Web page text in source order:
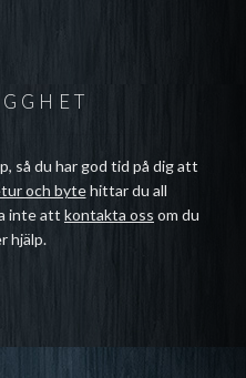
så du har god tid på dig att
och bytehittar du all
inte att kontakta oss om du
hjälp.